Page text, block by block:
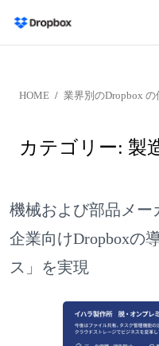
HOME 業界別のDropbox の
カテゴリー: 製
機械および部品メー
企業向けDropboxの
ス」を実現